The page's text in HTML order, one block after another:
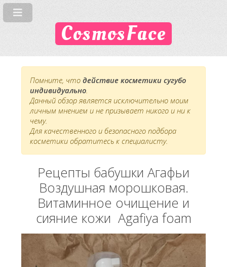
CosmosFace
Помните, что действие косметики сугубо
индивидуально.
Данный обзор является исключительно моим
личным мнением и не призывает никого и ни к
чему.
Для качественного и безопасного подбора
косметики обратитесь к специалисту.
Рецепты бабушки Агафьи
Воздушная морошковая.
Витаминное очищение и
сияние кожи Agafiya foam